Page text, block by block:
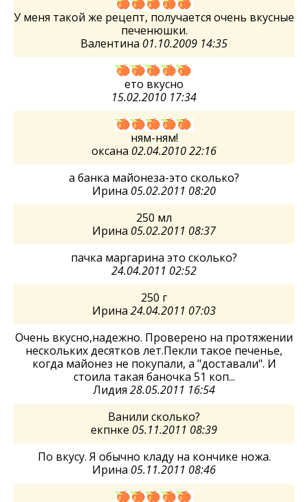
У меня такой же рецепт, получается очень вкусные
печенюшки.
Валентина 01.10.2009 14:35
ето вкусно
15.02.2010 17:34
ням-ням!
оксана 02.04.2010 22:16
а банка майонеза-это сколько?
Ирина 05.02.2011 08:20
250 мл
Ирина 05.02.2011 08:37
пачка маргарина это сколько?
24.04.2011 02:52
250 г
Ирина 24.04.2011 07:03
Очень вкусно,надежно. Проверено на протяжении
нескольких десятков лет.Пекли такое печенье,
когда майонез не покупали, а "доставали". И
стоила такая баночка 51 коп...
Лидия 28.05.2011 16:54
Ванили сколько?
екпнке 05.11.2011 08:39
По вкусу. Я обычно кладу на кончике ножа.
Ирина 05.11.2011 08:46